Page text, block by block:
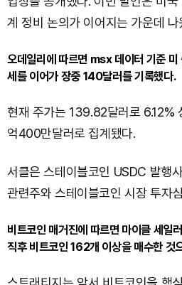
계 정비 논의가 이어지는 가운데 나
오데일리에 따르면 msx 데이터 기준 미
세를 이어가 장중 140달러를 기록했다.
현재 주가는 139.82달러로 6.12%
억400만달러로 집계됐다.
서클은 스테이블코인 USDC 발행
관련주와 스테이블코인 시장 투자
비트코인 매거진에 따르면 마이클 세일
직후 비트코인 162개 이상을 매수한 것